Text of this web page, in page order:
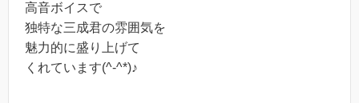
高音ボイスで
独特な三成君の雰囲気を
魅力的に盛り上げて
くれています(^-^*)♪